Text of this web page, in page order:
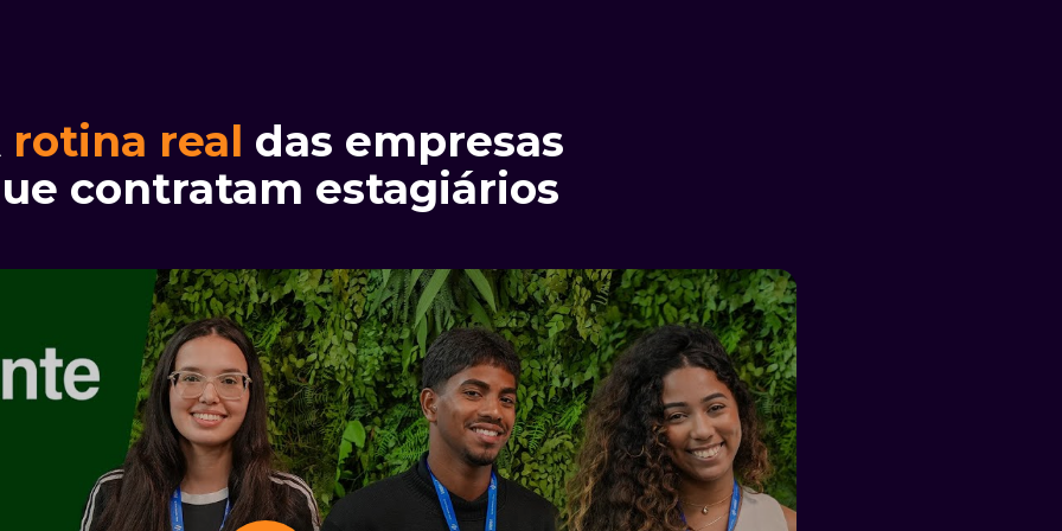
rotina real das empresas
contratam estagiários